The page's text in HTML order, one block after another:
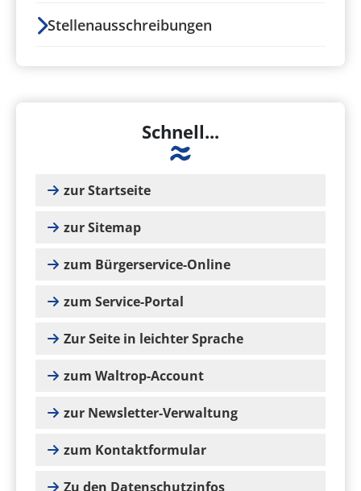
Stellenausschreibungen
Schnell...
zur Startseite
zur Sitemap
zum Bürgerservice-Online
zum Service-Portal
Zur Seite in leichter Sprache
zum Waltrop-Account
zur Newsletter-Verwaltung
zum Kontaktformular
Zu den Datenschutzinfos